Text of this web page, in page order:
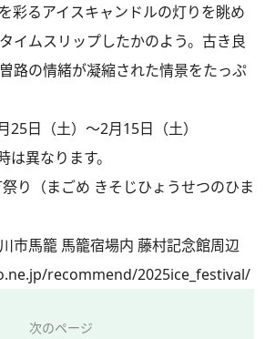
彩るアイスキャンドルの灯りを眺め
イムスリップしたかのよう。古き良
路の情緒が凝縮された情景をたっぷ
25日（土）〜2月15日（土）
異なります。
り（まごめ きそじひょうせつのひま
市馬籠 馬籠宿場内 藤村記念館周辺
recommend/2025ice_festival/
次のページ